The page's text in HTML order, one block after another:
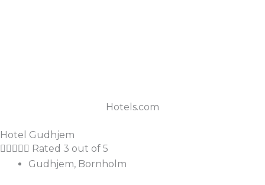
Hotels.com
Hotel Gudhjem
     Rated 3 out of 5
Gudhjem, Bornholm